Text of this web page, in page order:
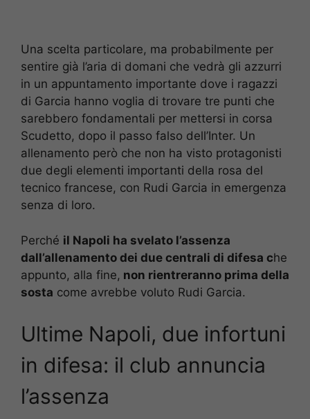
Una scelta particolare, ma probabilmente per
sentire già l’aria di domani che vedrà gli azzurri
in un appuntamento importante dove i ragazzi
di Garcia hanno voglia di trovare tre punti che
sarebbero fondamentali per mettersi in corsa
Scudetto, dopo il passo falso dell’Inter. Un
allenamento però che non ha visto protagonisti
due degli elementi importanti della rosa del
tecnico francese, con Rudi Garcia in emergenza
senza di loro.
Perché il Napoli ha svelato l’assenza
dall’allenamento dei due centrali di difesa che
appunto, alla fine, non rientreranno prima della
sosta come avrebbe voluto Rudi Garcia.
Ultime Napoli, due infortuni
in difesa: il club annuncia
l’assenza